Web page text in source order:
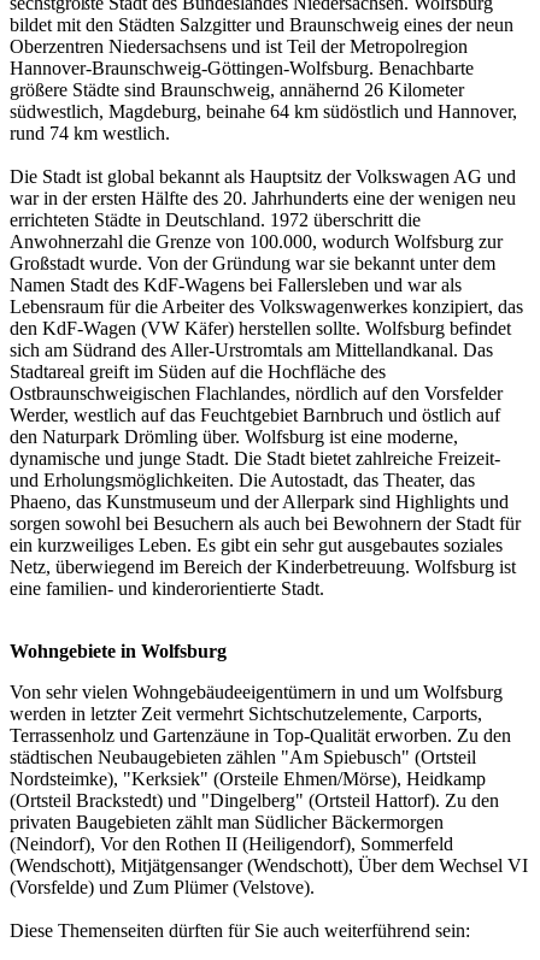
bildet mit den Städten Salzgitter und Braunschweig eines der neun
Oberzentren Niedersachsens und ist Teil der Metropolregion
Hannover-Braunschweig-Göttingen-Wolfsburg. Benachbarte
größere Städte sind Braunschweig, annähernd 26 Kilometer
südwestlich, Magdeburg, beinahe 64 km südöstlich und Hannover,
rund 74 km westlich.
Die Stadt ist global bekannt als Hauptsitz der Volkswagen AG und
war in der ersten Hälfte des 20. Jahrhunderts eine der wenigen neu
errichteten Städte in Deutschland. 1972 überschritt die
Anwohnerzahl die Grenze von 100.000, wodurch Wolfsburg zur
Großstadt wurde. Von der Gründung war sie bekannt unter dem
Namen Stadt des KdF-Wagens bei Fallersleben und war als
Lebensraum für die Arbeiter des Volkswagenwerkes konzipiert, das
den KdF-Wagen (VW Käfer) herstellen sollte. Wolfsburg befindet
sich am Südrand des Aller-Urstromtals am Mittellandkanal. Das
Stadtareal greift im Süden auf die Hochfläche des
Ostbraunschweigischen Flachlandes, nördlich auf den Vorsfelder
Werder, westlich auf das Feuchtgebiet Barnbruch und östlich auf
den Naturpark Drömling über. Wolfsburg ist eine moderne,
dynamische und junge Stadt. Die Stadt bietet zahlreiche Freizeit-
und Erholungsmöglichkeiten. Die Autostadt, das Theater, das
Phaeno, das Kunstmuseum und der Allerpark sind Highlights und
sorgen sowohl bei Besuchern als auch bei Bewohnern der Stadt für
ein kurzweiliges Leben. Es gibt ein sehr gut ausgebautes soziales
Netz, überwiegend im Bereich der Kinderbetreuung. Wolfsburg ist
eine familien- und kinderorientierte Stadt.
Wohngebiete in Wolfsburg
Von sehr vielen Wohngebäudeeigentümern in und um Wolfsburg
werden in letzter Zeit vermehrt Sichtschutzelemente, Carports,
Terrassenholz und Gartenzäune in Top-Qualität erworben. Zu den
städtischen Neubaugebieten zählen "Am Spiebusch" (Ortsteil
Nordsteimke), "Kerksiek" (Orsteile Ehmen/Mörse), Heidkamp
(Ortsteil Brackstedt) und "Dingelberg" (Ortsteil Hattorf). Zu den
privaten Baugebieten zählt man Südlicher Bäckermorgen
(Neindorf), Vor den Rothen II (Heiligendorf), Sommerfeld
(Wendschott), Mitjätgensanger (Wendschott), Über dem Wechsel VI
(Vorsfelde) und Zum Plümer (Velstove).
Diese Themenseiten dürften für Sie auch weiterführend sein: